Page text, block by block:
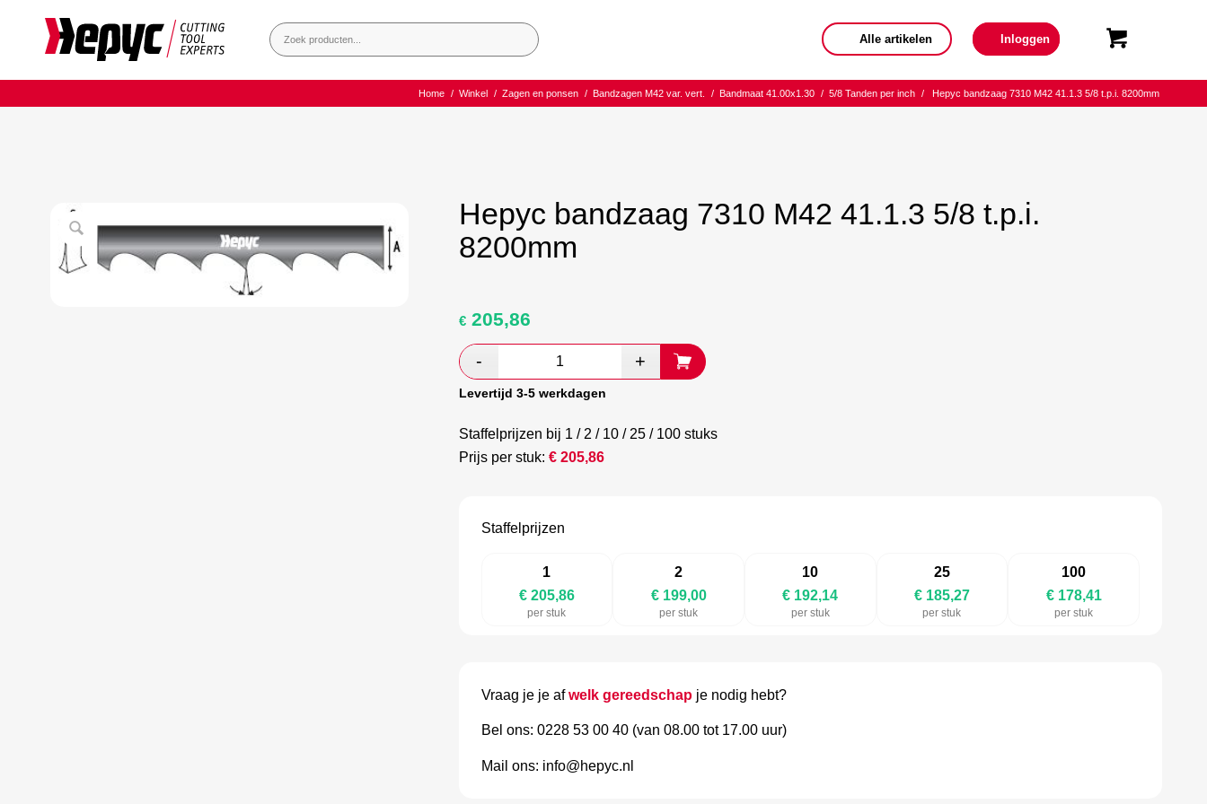
Alle artikelen Inloggen
Home / Winkel / Zagen en ponsen / Bandzagen M42 var. vert. / Bandmaat 41.00x1.30 / 5/8 Tanden per inch / Hepyc bandzaag 7310 M42 41.1.3 5/8 t.p.i. 8200mm
Hepyc bandzaag 7310 M42 41.1.3 5/8 t.p.i.
8200mm
Oorspronkelijke
was:
€ 343,10.
€205,86Huidige
€ 199,00.
Levertijd 3-5 werkdagen
Staffelprijzen bij 1 / 2 / 10 / 25 / 100 stuks
Prijs per stuk: € 205,86
Staffelprijzen
1
€ 205,86
per stuk
2
€ 199,00
per stuk
10
€ 192,14
per stuk
25
€ 185,27
per stuk
100
€ 178,41
per stuk
Vraag je je afwelk gereedschapje nodig hebt?
Bel ons: 0228 53 00 40 (van 08.00 tot 17.00 uur)
Mail ons: info@hepyc.nl